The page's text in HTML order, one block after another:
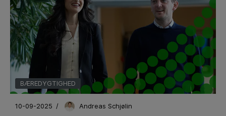
BÆREDYGTIGHED
10-09-2025 / Andreas Schjølin